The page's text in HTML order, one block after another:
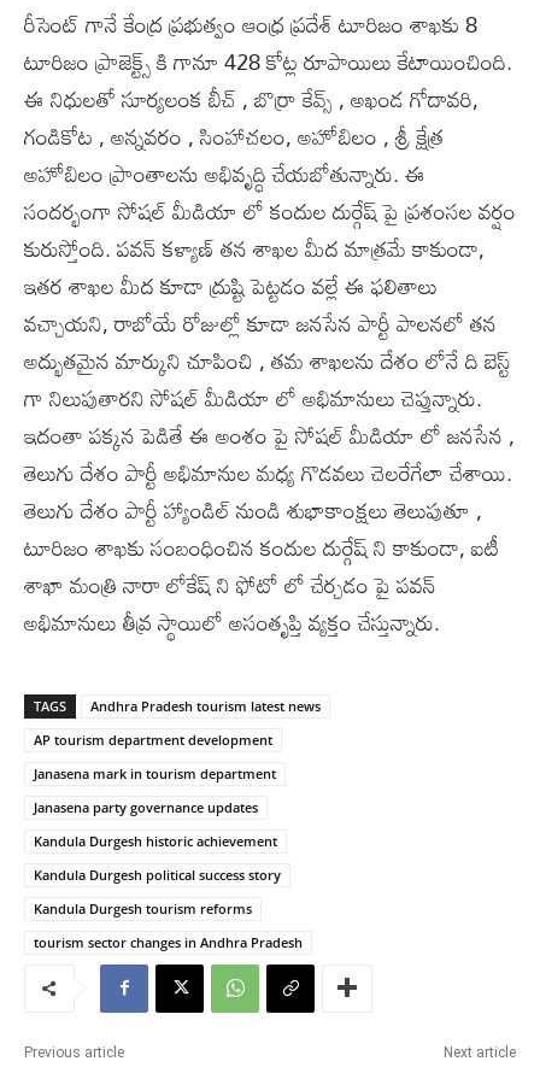
రీసెంట్ గానే కేంద్ర ప్రభుత్వం ఆంధ్ర ప్రదేశ్ టూరిజం శాఖకు 8
టూరిజం ప్రాజెక్ట్స్ కి గానూ 428 కోట్ల రూపాయిలు కేటాయించింది.
ఈ నిధులతో సూర్యలంక బీచ్ , బొర్రా కేవ్స్ , అఖండ గోదావరి,
గండికోట , అన్నవరం , సింహాచలం, అహోబిలం , శ్రీ క్షేత్ర
అహోబిలం ప్రాంతాలను అభివృద్ధి చేయబోతున్నారు. ఈ
సందర్భంగా సోషల్ మీడియా లో కందుల దుర్గేష్ పై ప్రశంసల వర్షం
కురుస్తోంది. పవన్ కళ్యాణ్ తన శాఖల మీద మాత్రమే కాకుండా,
ఇతర శాఖల మీద కూడా ద్రుష్టి పెట్టడం వల్లే ఈ ఫలితాలు
వచ్చాయని, రాబోయే రోజుల్లో కూడా జనసేన పార్టీ పాలనలో తన
అద్భుతమైన మార్కుని చూపించి , తమ శాఖలను దేశం లోనే ది బెస్ట్
గా నిలుపుతారని సోషల్ మీడియా లో అభిమానులు చెప్తున్నారు.
ఇదంతా పక్కన పెడితే ఈ అంశం పై సోషల్ మీడియా లో జనసేన ,
తెలుగు దేశం పార్టీ అభిమానుల మధ్య గొడవలు చెలరేగేలా చేశాయి.
తెలుగు దేశం పార్టీ హ్యాండిల్ నుండి శుభాకాంక్షలు తెలుపుతూ ,
టూరిజం శాఖకు సంబంధించిన కందుల దుర్గేష్ ని కాకుండా, ఐటీ
శాఖా మంత్రి నారా లోకేష్ ని ఫోటో లో చేర్చడం పై పవన్
అభిమానులు తీవ్ర స్థాయిలో అసంతృప్తి వ్యక్తం చేస్తున్నారు.
TAGS
Andhra Pradesh tourism latest news
AP tourism department development
Janasena mark in tourism department
Janasena party governance updates
Kandula Durgesh historic achievement
Kandula Durgesh political success story
Kandula Durgesh tourism reforms
tourism sector changes in Andhra Pradesh
Previous article Next article